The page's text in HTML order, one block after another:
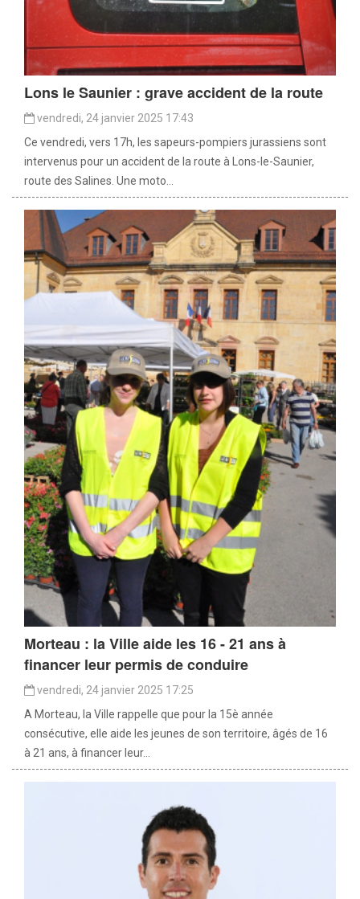
Lons le Saunier : grave accident de la route
vendredi, 24 janvier 2025 17:43
Ce vendredi, vers 17h, les sapeurs-pompiers jurassiens sont
intervenus pour un accident de la route à Lons-le-Saunier,
route des Salines. Une moto...
Morteau : la Ville aide les 16 - 21 ans à
financer leur permis de conduire
vendredi, 24 janvier 2025 17:25
A Morteau, la Ville rappelle que pour la 15è année
consécutive, elle aide les jeunes de son territoire, âgés de 16
à 21 ans, à financer leur...